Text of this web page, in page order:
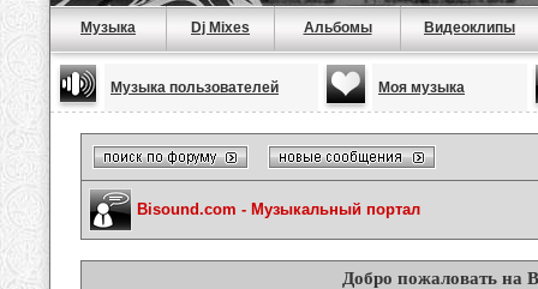
Музыка Dj Mixes Альбомы Видеоклипы
Музыка пользователей Моя музыка
Bisound.com - Музыкальный портал
Добро пожаловать на